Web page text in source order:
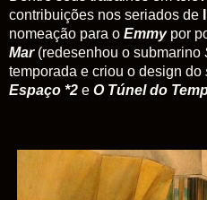
contribuições nos seriados de
nomeação para o Emmypor
Mar (redesenhou o submarino
temporada e criou o design do
Espaço *2 e O Túnel do